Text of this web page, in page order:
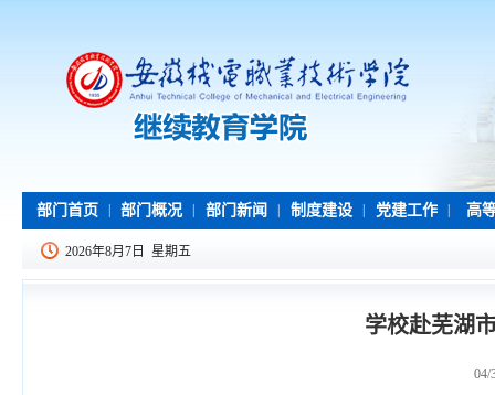
部门首页 部门概况 部门新闻 制度建设 党建工作 高
2026年8月7日 星期五
学校赴芜湖
04/